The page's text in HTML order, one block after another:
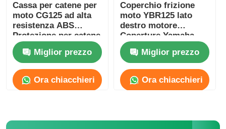
Cassa per catene per
moto CG125 ad alta
resistenza ABS
Protezione per catene
per moto
Miglior prezzo
Ora chiacchieri
Coperchio frizione
moto YBR125 lato
destro motore
Coperture Yamaha
Miglior prezzo
Ora chiacchieri